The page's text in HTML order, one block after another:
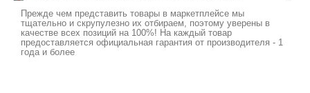
Прежде чем представить товары в маркетплейсе мы
тщательно и скрупулезно их отбираем, поэтому уверены в
качестве всех позиций на 100%! На каждый товар
предоставляется официальная гарантия от производителя - 1
года и более